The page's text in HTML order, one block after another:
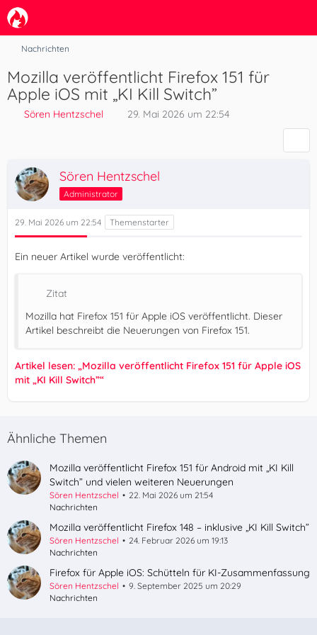
Nachrichten
Mozilla veröffentlicht Firefox 151 für
Apple iOS mit „KI Kill Switch”
Sören Hentzschel 29. Mai 2026 um 22:54
Sören Hentzschel
Administrator
29. Mai 2026 um 22:54
Ein neuer Artikel wurde veröffentlicht:
Zitat
Mozilla hat Firefox 151 für Apple iOS veröffentlicht. Dieser
Artikel beschreibt die Neuerungen von Firefox 151.
Artikel lesen: „Mozilla veröffentlicht Firefox 151 für Apple iOS
mit „KI Kill Switch”“
Ähnliche Themen
Mozilla veröffentlicht Firefox 151 für Android mit „KI Kill
Switch” und vielen weiteren Neuerungen
Sören Hentzschel
22. Mai 2026 um 21:54
Nachrichten
Mozilla veröffentlicht Firefox 148 – inklusive „KI Kill Switch”
Sören Hentzschel
24. Februar 2026 um 19:13
Nachrichten
Firefox für Apple iOS: Schütteln für KI-Zusammenfassung
Sören Hentzschel
9. September 2025 um 20:29
Nachrichten